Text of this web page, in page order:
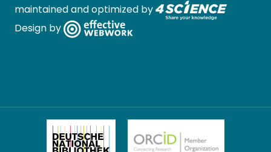
maintained and optimized by
Design by